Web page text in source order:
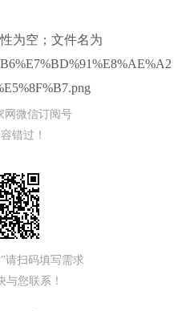
网微信订阅号
错过！
请扫码填写需求
与您联系！